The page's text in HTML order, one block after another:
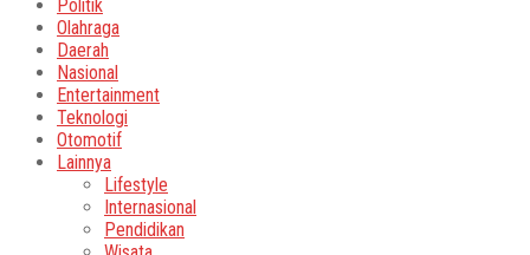
Politik
Olahraga
Daerah
Nasional
Entertainment
Teknologi
Otomotif
Lainnya
Lifestyle
Internasional
Pendidikan